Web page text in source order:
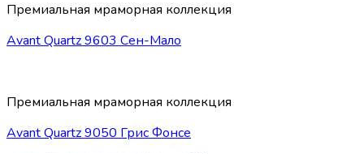
Премиальная мраморная коллекция
Avant Quartz 9603 Сен-Мало
Премиальная мраморная коллекция
Avant Quartz 9050 Грис Фонсе